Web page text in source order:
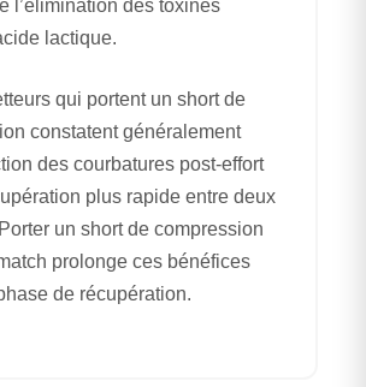
l’élimination des toxines
lactique.
qui portent un short de
constatent généralement
des courbatures post-effort
plus rapide entre deux
un short de compression
prolonge ces bénéfices
de récupération.